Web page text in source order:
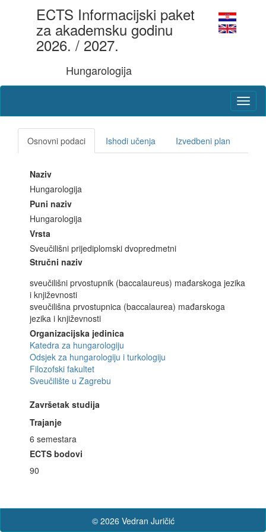
ECTS Informacijski paket
za akademsku godinu
2026. / 2027.
Hungarologija
Osnovni podaci Ishodi učenja Izvedbeni plan
Naziv
Hungarologija
Puni naziv
Hungarologija
Vrsta
Sveučilišni prijediplomski dvopredmetni
Stručni naziv
sveučilišni prvostupnik (baccalaureus) mađarskoga jezika
i književnosti
sveučilišna prvostupnica (baccalaurea) mađarskoga
jezika i književnosti
Organizacijska jedinica
Katedra za hungarologiju
Odsjek za hungarologiju i turkologiju
Filozofski fakultet
Sveučilište u Zagrebu
Završetak studija
Trajanje
6 semestara
ECTS bodovi
90
© 2026 Vedran Juričić